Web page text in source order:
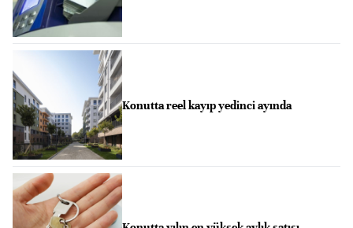
Konutta reel kayıp yedinci ayında